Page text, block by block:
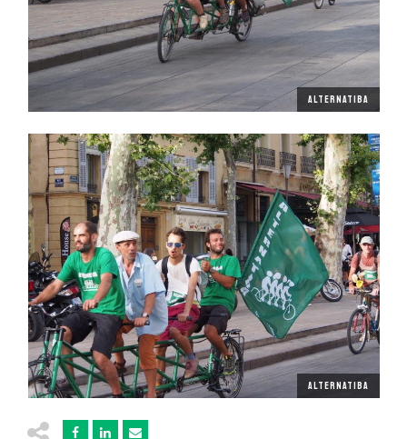
ALTERNATIBA
ALTERNATIBA